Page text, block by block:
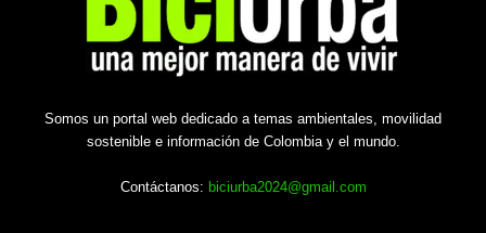
Somos un portal web dedicado a temas ambientales, movilidad
sostenible e información de Colombia y el mundo.
Contáctanos: biciurba2024@gmail.com